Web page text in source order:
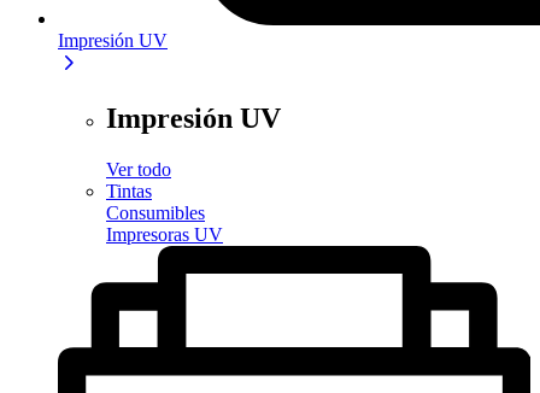
Impresión UV
Impresión UV
Ver todo
Tintas
Consumibles
Impresoras UV